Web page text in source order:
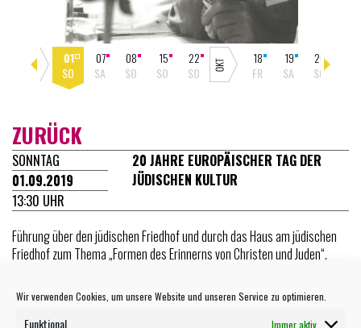
Wir verwenden Cookies, um unsere Website und unseren Service zu optimieren.
Funktional Immer aktiv
01
SO
07
SA
08
SO
15
SO
22
SO
18
FR
19
SA
20
SO
ZURÜCK
SONNTAG
01.09.2019
13:30 UHR
20 JAHRE EUROPÄISCHER TAG DER
JÜDISCHEN KULTUR
Führung über den jüdischen Friedhof und durch das Haus am jüdischen
Friedhof zum Thema „Formen des Erinnerns von Christen und Juden“.